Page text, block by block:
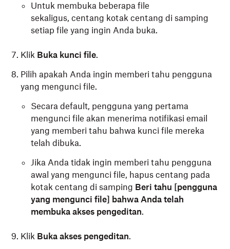
Untuk membuka beberapa file
sekaligus, centang kotak centang di samping
setiap file yang ingin Anda buka.
Klik Buka kunci file.
Pilih apakah Anda ingin memberi tahu pengguna
yang mengunci file.
Secara default, pengguna yang pertama
mengunci file akan menerima notifikasi email
yang memberi tahu bahwa kunci file mereka
telah dibuka.
Jika Anda tidak ingin memberi tahu pengguna
awal yang mengunci file, hapus centang pada
kotak centang di samping Beri tahu [pengguna
yang mengunci file] bahwa Anda telah
membuka akses pengeditan.
Klik Buka akses pengeditan.